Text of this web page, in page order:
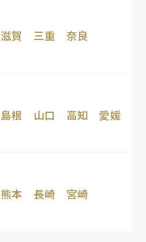
滋賀 三重
奈良
島根 山口 高知
愛媛
熊本 長崎
宮崎